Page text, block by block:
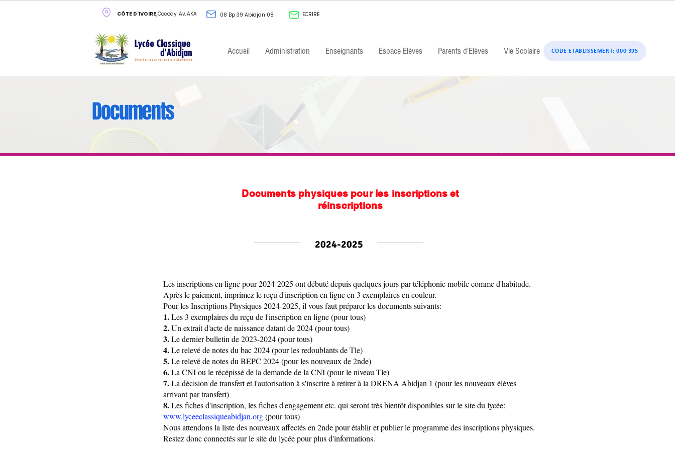
CÔTE D'IVOIRE, Cocody Av. AKA 08 Bp 39 Abidjan 08 ECRIRE
Documents
Documents physiques pour les inscriptions et
réinscriptions
2024-2025
Les inscriptions en ligne pour 2024-2025 ont débuté depuis quelques jours par téléphonie mobile comme d'habitude.
Après le paiement, imprimez le reçu d'inscription en ligne en 3 exemplaires en couleur.
Pour les Inscriptions Physiques 2024-2025, il vous faut préparer les documents suivants:
1.Les 3 exemplaires du reçu de l'inscription en ligne (pour tous)
2.Un extrait d'acte de naissance datant de 2024 (pour tous)
3.Le dernier bulletin de 2023-2024 (pour tous)
4.Le relevé de notes du bac 2024 (pour les redoublants de Tle)
5.Le relevé de notes du BEPC 2024 (pour les nouveaux de 2nde)
6.La CNI ou le récépissé de la demande de la CNI (pour le niveau Tle)
7.La décision de transfert et l'autorisation à s'inscrire à retirer à la DRENA Abidjan 1 (pour les nouveaux élèves
arrivant par transfert)
8.Les fiches d'inscription, les fiches d'engagement etc. qui seront très bientôt disponibles sur le site du lycée:
www.lyceeclassiqueabidjan.org(pour tous)
Nous attendons la liste des nouveaux affectés en 2nde pour établir et publier le programme des inscriptions physiques.
Restez donc connectés sur le site du lycée pour plus d'informations.
Accueil Administration Enseignants Espace Elèves Parents d'Elèves Vie Scolaire CODE ETABLISSEMENT: 000 395